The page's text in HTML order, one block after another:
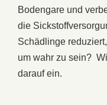
Bodengare und
die
Schädlinge
um wahr zu sein?
darauf ein.